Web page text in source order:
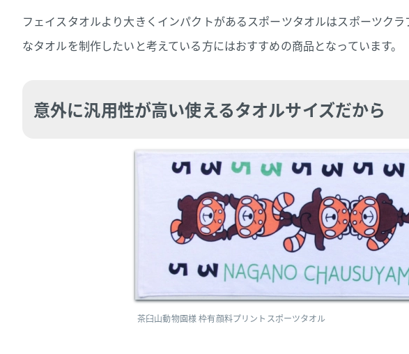
フェイスタオルより大きくインパクトがあるスポーツタオルはスポーツク
なタオルを制作したいと考えている方にはおすすめの商品となっています。
意外に汎用性が高い使えるタオルサイズだから
茶臼山動物園様 枠有顔料プリントスポーツタオル